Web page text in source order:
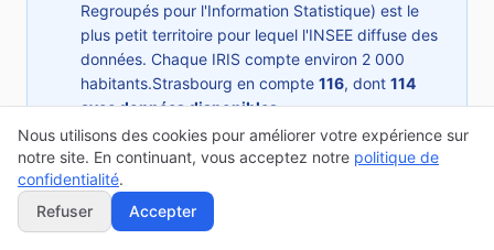
Regroupés pour l'Information Statistique) est le
plus petit territoire pour lequel l'INSEE diffuse des
données. Chaque IRIS compte environ 2 000
habitants.Strasbourg en compte 116, dont 114
avec données disponibles.
Nous utilisons des cookies pour améliorer votre expérience sur
notre site. En continuant, vous acceptez notre politique de
confidentialité.
Refuser
Accepter